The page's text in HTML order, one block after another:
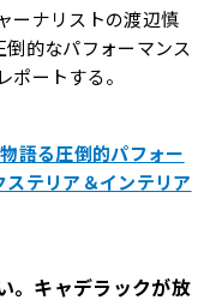
ーナリストの渡辺慎
的なパフォーマンス
ポートする。
語る圧倒的パフォー
テリア＆インテリア
。キャデラックが放